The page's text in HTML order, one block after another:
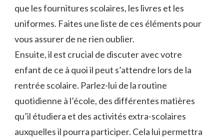
que les fournitures scolaires, les livres et les
uniformes. Faites une liste de⁣ ces éléments pour
vous assurer de⁣ ne rien oublier.
Ensuite, il est crucial de discuter avec votre
enfant de ce à quoi il‌ peut s’attendre lors ⁣de ‌la⁢
rentrée ⁣scolaire. Parlez-lui de la routine
quotidienne à⁤ l’école, des différentes matières
qu’il étudiera et des activités extra-scolaires
auxquelles ⁤il pourra participer.​ Cela lui ‍permettra